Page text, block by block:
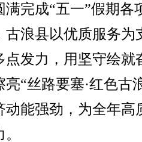
完成“五一”假期各
古浪县以优质服务为
点发力，用坚守绘就
“丝路要塞·红色古
动能强劲，为全年高